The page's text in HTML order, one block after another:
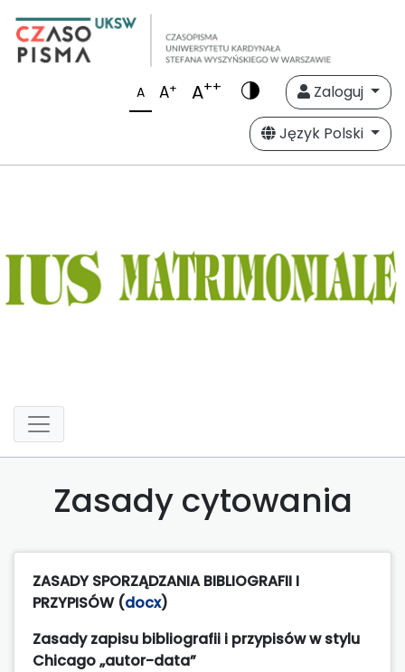
A A+ A++
Zaloguj
Język Polski
Zasady cytowania
ZASADY SPORZĄDZANIA BIBLIOGRAFII I
PRZYPISÓW (docx)
Zasady zapisu bibliografii i przypisów w stylu
Chicago „autor-data”